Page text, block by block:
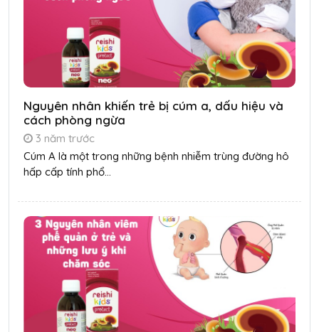
Nguyên nhân khiến trẻ bị cúm a, dấu hiệu và
cách phòng ngừa
3 năm trước
Cúm A là một trong những bệnh nhiễm trùng đường hô
hấp cấp tính phổ...